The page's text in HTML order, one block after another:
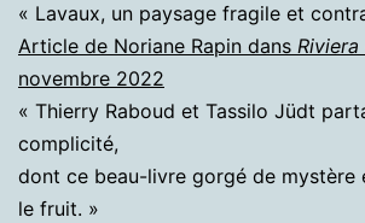
« Lavaux, un paysage fragile et
Article de Noriane Rapin dans
novembre 2022
« Thierry Raboud et Tassilo Jüdt
complicité,
dont ce beau-livre gorgé de mystère
le fruit. »